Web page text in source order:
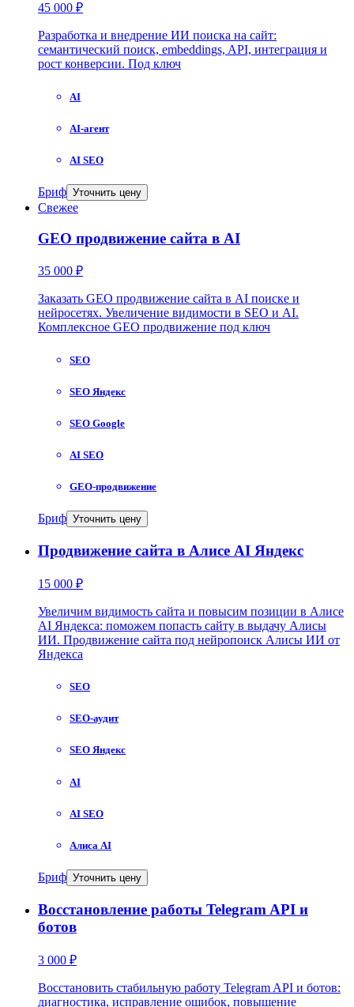
45 000 ₽
Разработка и внедрение ИИ поиска на сайт:
семантический поиск, embeddings, API, интеграция и
рост конверсии. Под ключ
AI
AI-агент
AI SEO
Бриф Уточнить цену
Свежее
GEO продвижение сайта в AI
35 000 ₽
Заказать GEO продвижение сайта в AI поиске и
нейросетях. Увеличение видимости в SEO и AI.
Комплексное GEO продвижение под ключ
SEO
SEO Яндекс
SEO Google
AI SEO
GEO-продвижение
Бриф Уточнить цену
Продвижение сайта в Алисе AI Яндекс
15 000 ₽
Увеличим видимость сайта и повысим позиции в Алисе
AI Яндекса: поможем попасть сайту в выдачу Алисы
ИИ. Продвижение сайта под нейропоиск Алисы ИИ от
Яндекса
SEO
SEO-аудит
SEO Яндекс
AI
AI SEO
Алиса AI
Бриф Уточнить цену
Восстановление работы Telegram API и
ботов
3 000 ₽
Восстановить стабильную работу Telegram API и ботов:
диагностика, исправление ошибок, повышение